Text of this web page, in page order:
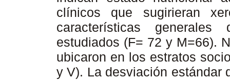
clínicos que sugirieran
características
estudiados (F= 72 y M=66).
ubicaron en los estratos
y V). La desviación estándar